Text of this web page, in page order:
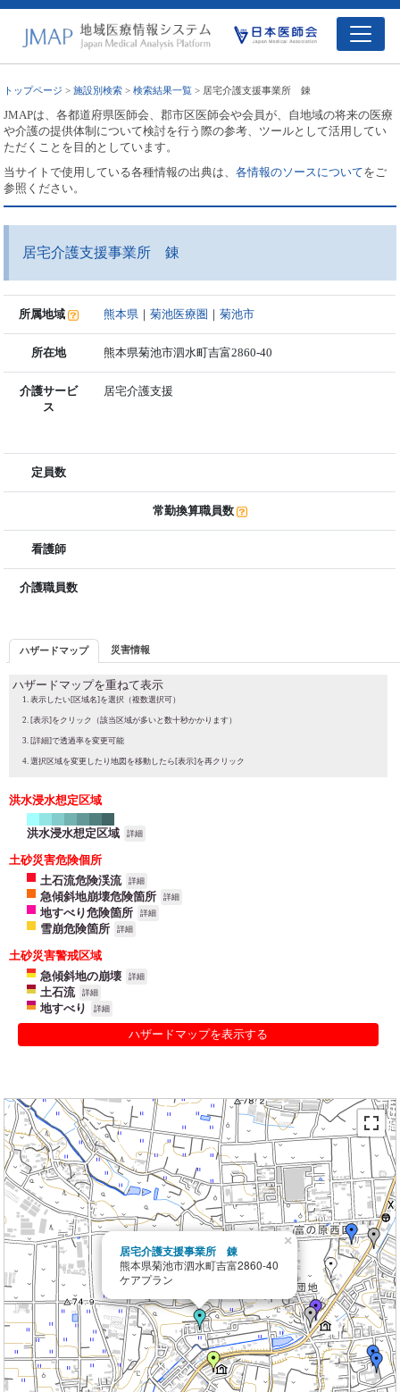
トップページ >施設別検索 >検索結果一覧 > 居宅介護支援事業所 錬
JMAPは、各都道府県医師会、郡市区医師会や会員が、自地域の将来の医療
や介護の提供体制について検討を行う際の参考、ツールとして活用してい
ただくことを目的としています。
当サイトで使用している各種情報の出典は、各情報のソースについてをご
参照ください。
居宅介護支援事業所 錬
所属地域 熊本県 ｜菊池医療圏 ｜菊池市
所在地 熊本県菊池市泗水町吉富2860-40
介護サービ
ス
居宅介護支援
定員数
常勤換算職員数
看護師
介護職員数
ハザードマップ 災害情報
ハザードマップを重ねて表示
表示したい[区域名]を選択（複数選択可）
[表示]をクリック（該当区域が多いと数十秒かかります）
[詳細]で透過率を変更可能
選択区域を変更したり地図を移動したら[表示]を再クリック
洪水浸水想定区域
洪水浸水想定区域 詳細
土砂災害危険個所
土石流危険渓流
詳細
急傾斜地崩壊危険箇所 詳細
地すべり危険箇所 詳細
雪崩危険箇所 詳細
土砂災害警戒区域
急傾斜地の崩壊
詳細
土石流 詳細
地すべり 詳細
ハザードマップを表示する
居宅介護支援事業所 錬
熊本県菊池市泗水町吉富2860-40
ケアプラン
×